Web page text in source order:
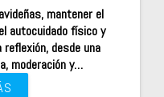
mantener el
autocuidado físico y
desde una
moderación y…